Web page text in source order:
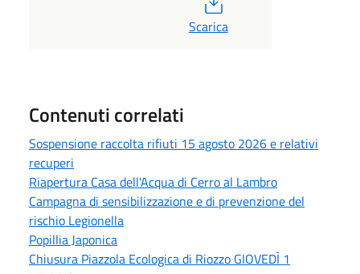
Scarica
Contenuti correlati
Sospensione raccolta rifiuti 15 agosto 2026 e relativi
recuperi
Riapertura Casa dell'Acqua di Cerro al Lambro
Campagna di sensibilizzazione e di prevenzione del
rischio Legionella
Popillia Japonica
Chiusura Piazzola Ecologica di Riozzo GIOVEDÌ 1